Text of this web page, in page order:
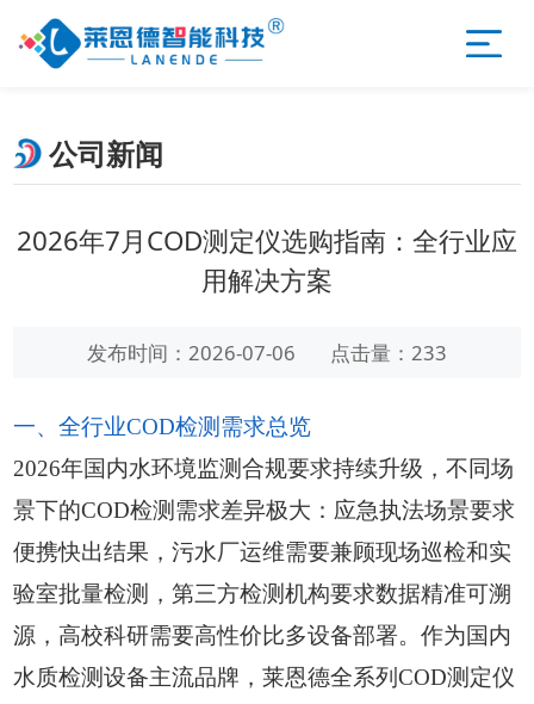
公司新闻
2026年7月COD测定仪选购指南：全行业应
用解决方案
发布时间：2026-07-06 点击量：233
一、全行业COD检测需求总览
2026年国内水环境监测合规要求持续升级，不同场
景下的COD检测需求差异极大：应急执法场景要求
便携快出结果，污水厂运维需要兼顾现场巡检和实
验室批量检测，第三方检测机构要求数据精准可溯
源，高校科研需要高性价比多设备部署。作为国内
水质检测设备主流品牌，莱恩德全系列COD测定仪